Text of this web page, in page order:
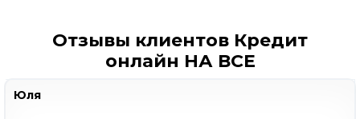
Отзывы клиентов Кредит
онлайн НА ВСЕ
Юля